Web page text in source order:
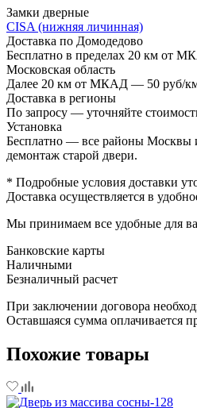
Замки дверные
CISA (нижняя личинная)
Доставка по Домодедово
Бесплатно в пределах 20 км от
Московская область
Далее 20 км от МКАД — 50 руб/
Доставка в регионы
По запросу — уточняйте
Установка
Бесплатно — все районы
демонтаж старой двери.
* Подробные условия доставки
Доставка осуществляется в
Мы принимаем все удобные для
Банковские карты
Наличными
Безналичный расчет
При заключении договора
Оставшаяся сумма оплачивается
Похожие товары